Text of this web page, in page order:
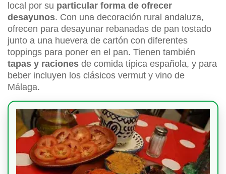
local por su particular forma de ofrecer
desayunos. Con una decoración rural andaluza,
ofrecen para desayunar rebanadas de pan tostado
junto a una huevera de cartón con diferentes
toppings para poner en el pan. Tienen también
tapas y raciones de comida típica española, y para
beber incluyen los clásicos vermut y vino de
Málaga.